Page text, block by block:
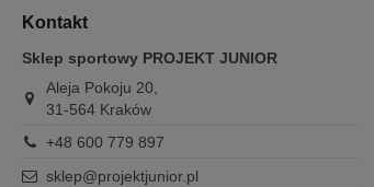
Kontakt
Sklep sportowy PROJEKT JUNIOR
Aleja Pokoju 20,
31-564 Kraków
+48 600 779 897
sklep@projektjunior.pl